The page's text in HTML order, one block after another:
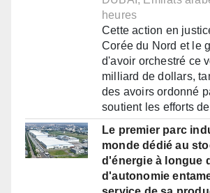
heures
Cette action en
Corée du Nord et le
d'avoir orchestré ce
milliard de dollars,
des avoirs ordonné
soutient les efforts
Le premier parc
monde dédié au
d'énergie à longue
d'autonomie